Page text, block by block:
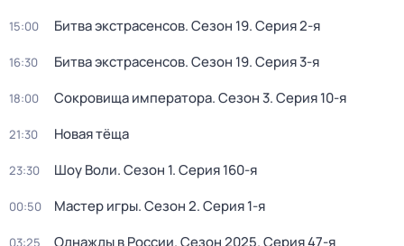
15:00 Битва экстрасенсов. Сезон 19. Серия 2-я
16:30 Битва экстрасенсов. Сезон 19. Серия 3-я
18:00 Сoкровища импeратора. Сезон 3. Серия 10-я
21:30 Новая тёща
23:30 Шоу Воли. Сезон 1. Серия 160-я
00:50 Мастер игры. Сезон 2. Серия 1-я
03:25 Однажды в России. Сезон 2025. Серия 47-я